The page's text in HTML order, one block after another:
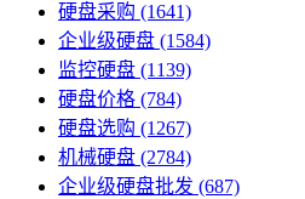
硬盘采购 (1641)
企业级硬盘 (1584)
监控硬盘 (1139)
硬盘价格 (784)
硬盘选购 (1267)
机械硬盘 (2784)
企业级硬盘批发 (687)